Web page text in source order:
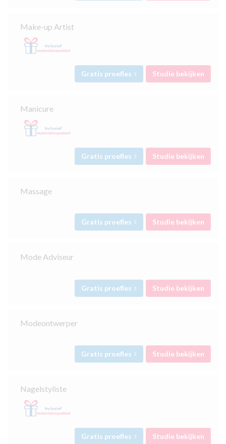
Make-up Artist
Gratis proefles Studie bekijken
Manicure
Gratis proefles Studie bekijken
Massage
Gratis proefles Studie bekijken
Mode Adviseur
Gratis proefles Studie bekijken
Modeontwerper
Gratis proefles Studie bekijken
Nagelstyliste
Gratis proefles Studie bekijken